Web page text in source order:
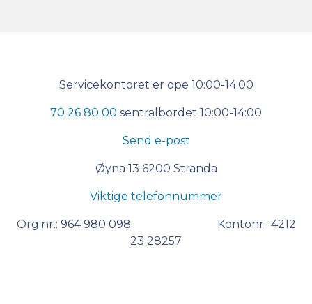
KontaktServicekontoret er ope 10:00-14:00
70 26 80 00 sentralbordet 10:00-14:00
Send e-post
Øyna 13 6200 Stranda
Viktige telefonnummer
Org.nr.: 964 980 098 Kontonr.: 4212
23 28257